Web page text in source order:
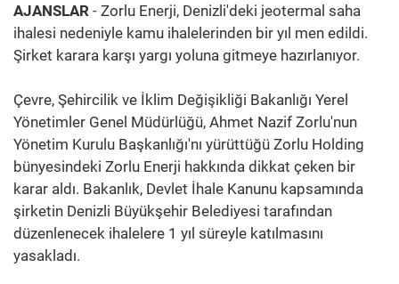
AJANSLAR - Zorlu Enerji, Denizli'deki jeotermal saha
ihalesi nedeniyle kamu ihalelerinden bir yıl men edildi.
Şirket karara karşı yargı yoluna gitmeye hazırlanıyor.
Çevre, Şehircilik ve İklim Değişikliği Bakanlığı Yerel
Yönetimler Genel Müdürlüğü, Ahmet Nazif Zorlu'nun
Yönetim Kurulu Başkanlığı'nı yürüttüğü Zorlu Holding
bünyesindeki Zorlu Enerji hakkında dikkat çeken bir
karar aldı. Bakanlık, Devlet İhale Kanunu kapsamında
şirketin Denizli Büyükşehir Belediyesi tarafından
düzenlenecek ihalelere 1 yıl süreyle katılmasını
yasakladı.